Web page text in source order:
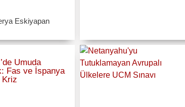
Eskiyapan
Umuda
Fas ve İspanya
Kriz